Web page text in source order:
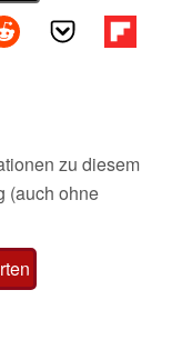
zu diesem
(auch ohne